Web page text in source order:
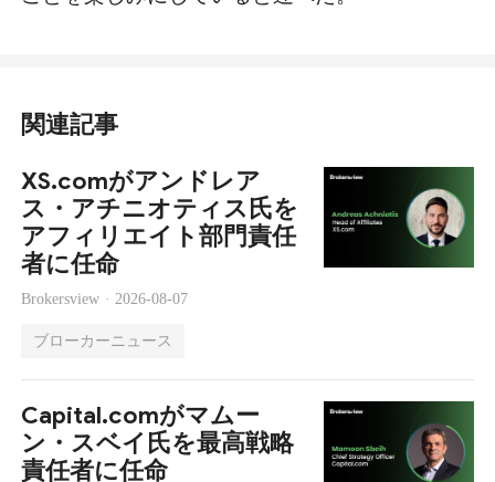
関連記事
XS.comがアンドレア
ス・アチニオティス氏を
アフィリエイト部門責任
者に任命
Brokersview · 2026-08-07
ブローカーニュース
Capital.comがマムー
ン・スベイ氏を最高戦略
責任者に任命